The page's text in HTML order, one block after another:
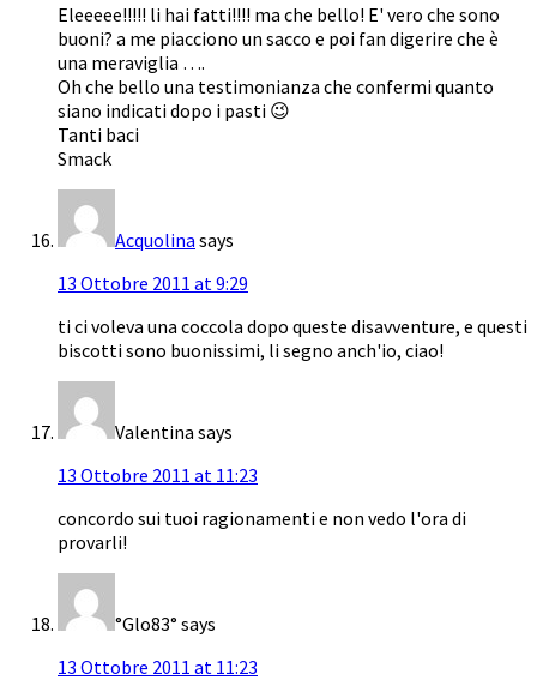
Eleeeee!!!!! li hai fatti!!!! ma che bello! E' vero che sono
buoni? a me piacciono un sacco e poi fan digerire che è
una meraviglia ….
Oh che bello una testimonianza che confermi quanto
siano indicati dopo i pasti 😉
Tanti baci
Smack
Acquolina says
13 Ottobre 2011 at 9:29
ti ci voleva una coccola dopo queste disavventure, e questi
biscotti sono buonissimi, li segno anch'io, ciao!
Valentina says
13 Ottobre 2011 at 11:23
concordo sui tuoi ragionamenti e non vedo l'ora di
provarli!
°Glo83° says
13 Ottobre 2011 at 11:23